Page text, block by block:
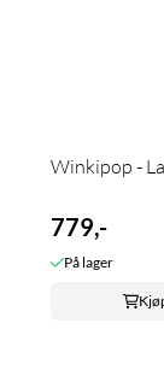
Winkipop -
779,-
På lager